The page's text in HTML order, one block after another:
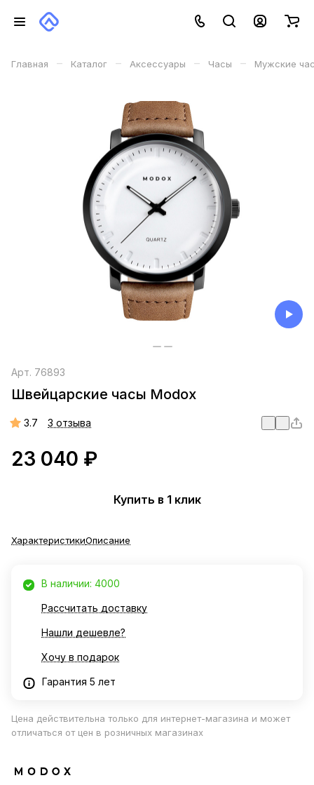
Главная – Каталог – Аксессуары – Часы – Мужские
Арт. 76893
Швейцарские часы Modox
3.7 3 отзыва
23 040 ₽
Купить в 1 клик
ХарактеристикиОписание
В наличии: 4000
Рассчитать доставку
Нашли дешевле?
Хочу в подарок
Гарантия 5 лет
Цена действительна только для интернет-магазина и может
отличаться от цен в розничных магазинах